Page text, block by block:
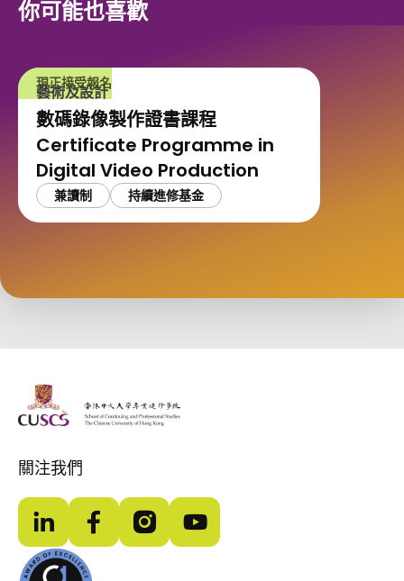
你可能也喜歡
現正接受報名
藝術及設計
數碼錄像製作證書課程
Certificate Programme in
Digital Video Production
兼讀制 持續進修基金
The Chinese Univeristy of hong Kong
關注我們
LinkedInFacebookInstagramYouTube